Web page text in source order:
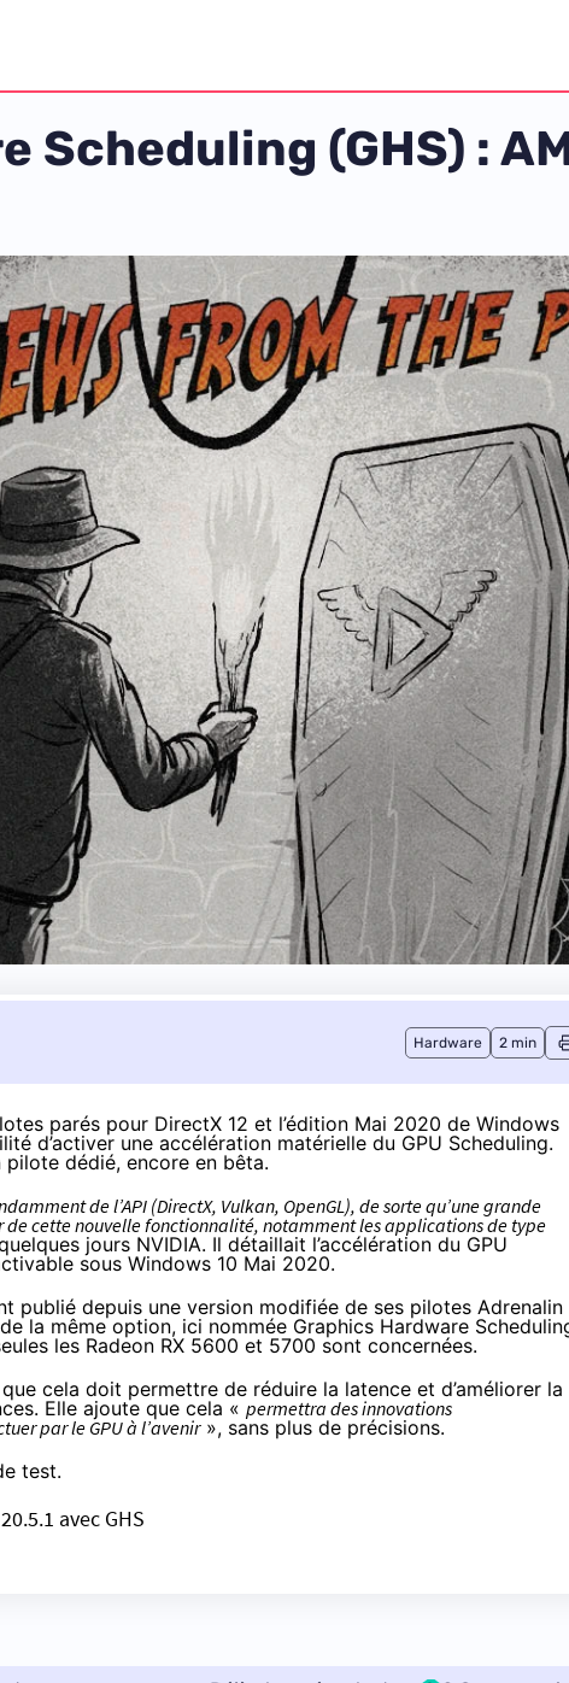
Scheduling (GHS) :
Hardware 2 min
parés pour DirectX 12 et l’édition Mai 2020 de Windows
d’activer une accélération matérielle du GPU Scheduling.
dédié, encore en bêta.
de l’API (DirectX, Vulkan, OpenGL), de sorte qu’une grande
cette nouvelle fonctionnalité, notamment les applications de type
jours NVIDIA. Il détaillait l’accélération du GPU
sous Windows 10 Mai 2020.
publié depuis une version modifiée de ses pilotes Adrenalin
la même option, ici nommée Graphics Hardware
les Radeon RX 5600 et 5700 sont concernées.
cela doit permettre de réduire la latence et d’améliorer la
Elle ajoute que cela « permettra des innovations
par le GPU à l’avenir», sans plus de précisions.
test.
avec GHS